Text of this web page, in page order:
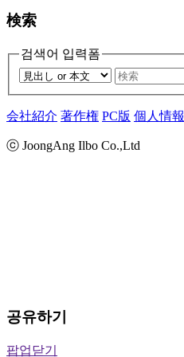
検索
검색어 입력폼
会社紹介 著作権 PC版 個人情報
ⓒ JoongAng Ilbo Co.,Ltd
공유하기
팝업닫기